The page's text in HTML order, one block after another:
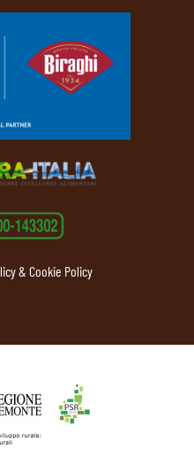
& Cookie Policy